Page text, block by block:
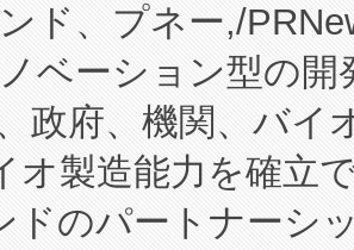
ド、プネー,/
ベーション型の
政府、機関、バイ
オ製造能力を確立
ドのパートナーシ